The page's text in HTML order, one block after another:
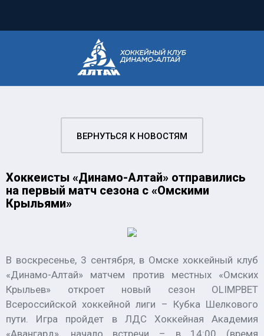
ВЕРНУТЬСЯ К НОВОСТЯМ
Хоккеисты «Динамо-Алтай» отправились
на первый матч сезона с «Омскими
Крыльями»
В воскресенье, 3 сентября, в Омске хоккейный клуб
«Динамо-Алтай» матчем против местных «Омских
Крыльев» откроет новый сезон OLIMPBET
Всероссийской хоккейной лиги – Кубка Шелкового
пути. Игра пройдет в ЛДС Хоккейная Академия
«Авангард», начало встречи – в 14:00 (время